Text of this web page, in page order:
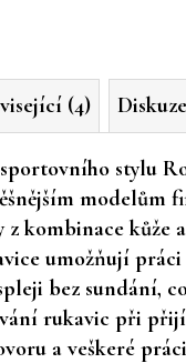
(4) Diskuze
stylu
modelům
z kombinace kůže
umožňují
bez sundání,
rukavic při
a veškeré